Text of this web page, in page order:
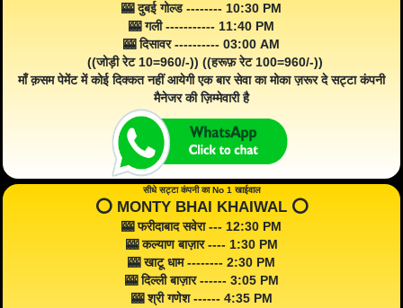
🎰 दुबई गोल्ड -------- 10:30 PM
🎰 गली ----------- 11:40 PM
🎰 दिसावर ---------- 03:00 AM
((जोड़ी रेट 10=960/-)) ((हरूफ़ रेट 100=960/-))
माँ क़सम पेमेंट में कोई दिक्कत नहीं आयेगी एक बार सेवा का मोका ज़रूर दे सट्टा कंपनी
मैनेजर की ज़िम्मेवारी है
सीधे सट्टा कंपनी का No 1 खाईवाल
⭕️ MONTY BHAI KHAIWAL ⭕️
🎰 फरीदाबाद सवेरा --- 12:30 PM
🎰 कल्याण बाज़ार ---- 1:30 PM
🎰 खाटू धाम -------- 2:30 PM
🎰 दिल्ली बाज़ार ------ 3:05 PM
🎰 श्री गणेश ------ 4:35 PM